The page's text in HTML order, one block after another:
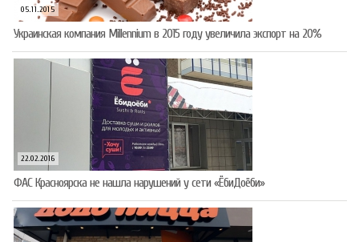
05.11.2015
Украинская компания Millennium в 2015 году увеличила экспорт на 20%
22.02.2016
ФАС Красноярска не нашла нарушений у сети «ЁбиДоёби»